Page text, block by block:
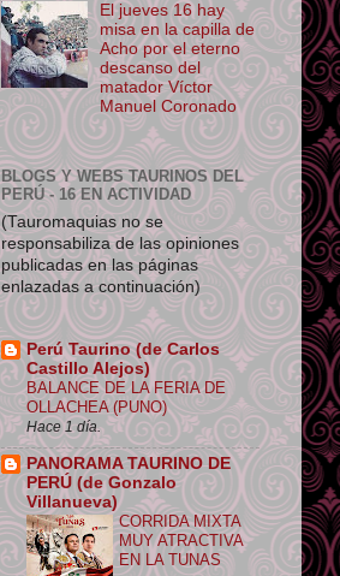
El jueves 16 hay
misa en la capilla de
Acho por el eterno
descanso del
matador Víctor
Manuel Coronado
BLOGS Y WEBS TAURINOS DEL
PERÚ - 16 EN ACTIVIDAD
(Tauromaquias no se
responsabiliza de las opiniones
publicadas en las páginas
enlazadas a continuación)
Perú Taurino (de Carlos
Castillo Alejos)
BALANCE DE LA FERIA DE
OLLACHEA (PUNO)
Hace 1 día.
PANORAMA TAURINO DE
PERÚ (de Gonzalo
Villanueva)
CORRIDA MIXTA
MUY ATRACTIVA
EN LA TUNAS